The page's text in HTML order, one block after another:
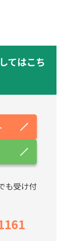
てはこち
も受け付